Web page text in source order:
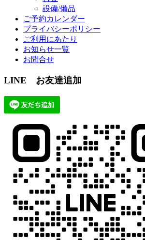
設備/備品
ご予約カレンダー
プライバシーポリシー
ご利用にあたり
お知らせ一覧
お問合せ
LINE お友達追加